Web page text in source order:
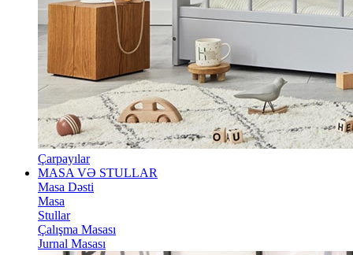
Çarpayılar
MASA VƏ STULLAR
Masa Dəsti
Masa
Stullar
Çalışma Masası
Jurnal Masası